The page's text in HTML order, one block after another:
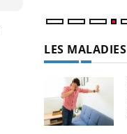
LES MALADIES